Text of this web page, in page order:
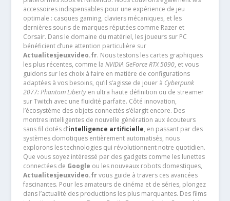
accessoires indispensables pour une expérience de jeu
optimale : casques gaming, claviers mécaniques, et les
dernières souris de marques réputées comme Razer et
Corsair. Dans le domaine du matériel, les joueurs sur PC
bénéficient d’une attention particulière sur
Actualitesjeuxvideo.fr. Nous testons les cartes graphiques
les plus récentes, comme la NVIDIA GeForce RTX 5090, et vous
guidons sur les choix à faire en matière de configurations
adaptées à vos besoins, qu’il s’agisse de jouer à Cyberpunk
2077: Phantom Libertyen ultra haute définition ou de streamer
sur Twitch avec une fluidité parfaite. Côté innovation,
l’écosystème des objets connectés s’élargit encore. Des
montres intelligentes de nouvelle génération aux écouteurs
sans fil dotés d’intelligence artificielle, en passant par des
systèmes domotiques entièrement automatisés, nous
explorons les technologies qui révolutionnent notre quotidien.
Que vous soyez intéressé par des gadgets comme les lunettes
connectées de Google ou les nouveaux robots domestiques,
Actualitesjeuxvideo.frvous guide à travers ces avancées
fascinantes. Pour les amateurs de cinéma et de séries, plongez
dans l’actualité des productions les plus marquantes. Des films